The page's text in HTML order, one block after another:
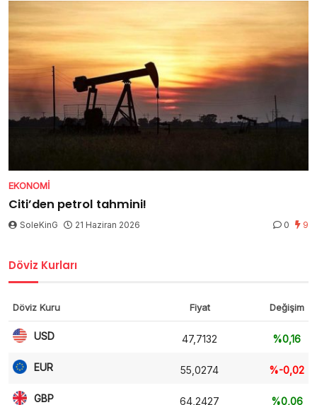
EKONOMI
Citi’den petrol tahmini!
SoleKinG 21 Haziran 2026 0 9
Döviz Kurları
Döviz Kuru Fiyat Değişim
USD 47,7132 %0,16
EUR 55,0274 %-0,02
GBP 64,2427 %0,06